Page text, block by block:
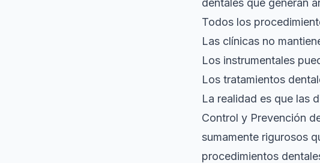
Todos los
Las clínicas no
Los instrumentales
Los tratamientos
La realidad es que las
Control y Prevención
sumamente rigurosos
procedimientos